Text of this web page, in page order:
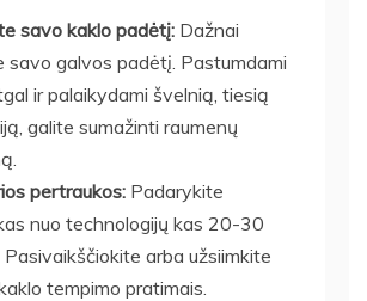
savo kaklo padėtį: Dažnai
savo galvos padėtį. Pastumdami
ir palaikydami švelnią, tiesią
galite sumažinti raumenų
pertraukos: Padarykite
nuo technologijų kas 20-30
Pasivaikščiokite arba užsiimkite
tempimo pratimais.